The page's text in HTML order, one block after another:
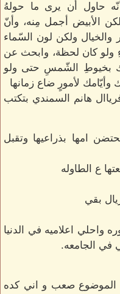
حاول أن يرى ما حولهُ
الأبيض أجمل مِنه، وأنّ
والخيال ولكن لون السّماء
ولو كان لحظة، وابحث عن
بخيوطِ الشّمسِ حتى ولو
لأمورٍ ضاع زمانها
هانم السمندي بتكتب
امها بذراعيها وتقبل
ع الطاوله
بقي
واحلي اعلاميه في الدنيا
في الجامعه.
الموضوع صعب و اني كده